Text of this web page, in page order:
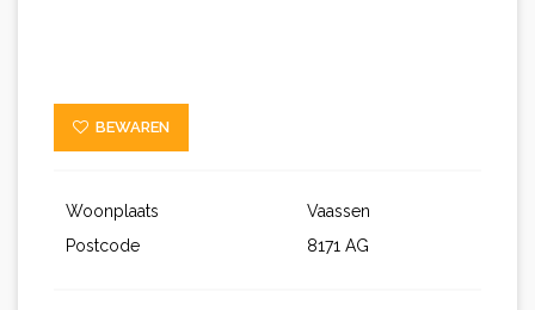
BEWAREN
Woonplaats
Vaassen
Postcode
8171 AG